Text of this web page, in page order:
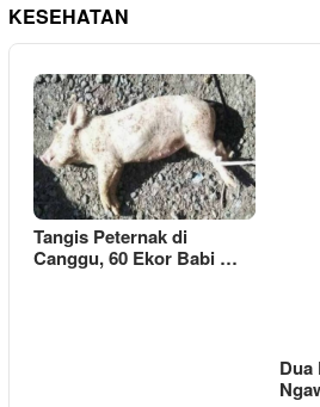
KESEHATAN
Tangis Peternak di
Canggu, 60 Ekor Babi …
Dua